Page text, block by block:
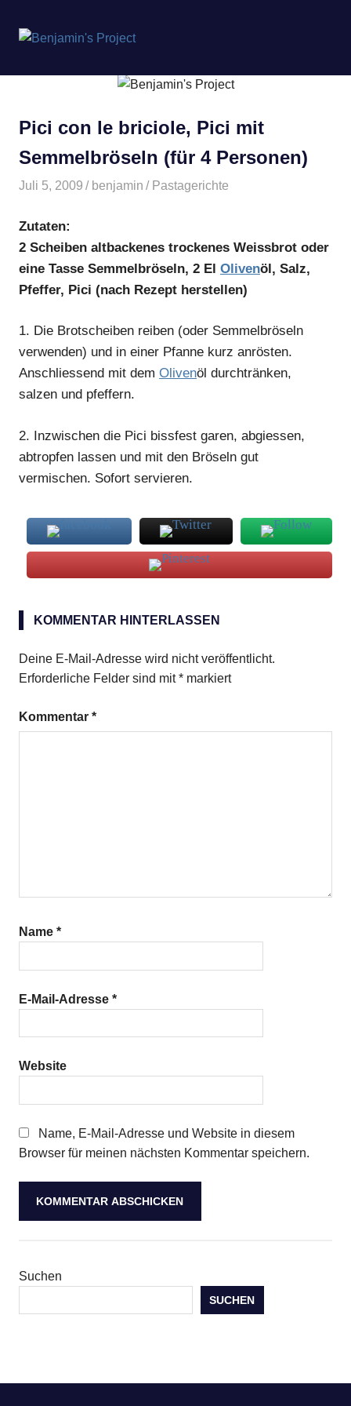
springen
Project
Pici con le briciole, Pici mit
Semmelbröseln (für 4 Personen)
Juli 5, 2009 benjamin Pastagerichte
Zutaten:
2 Scheiben altbackenes trockenes Weissbrot oder
eine Tasse Semmelbröseln, 2 El Olivenöl, Salz,
Pfeffer, Pici (nach Rezept herstellen)
1. Die Brotscheiben reiben (oder Semmelbröseln
verwenden) und in einer Pfanne kurz anrösten.
Anschliessend mit dem Olivenöl durchtränken,
salzen und pfeffern.
2. Inzwischen die Pici bissfest garen, abgiessen,
abtropfen lassen und mit den Bröseln gut
vermischen. Sofort servieren.
Semmelbröseln
KOMMENTAR HINTERLASSEN
Deine E-Mail-Adresse wird nicht veröffentlicht.
Erforderliche Felder sind mit* markiert
Kommentar *
Name *
E-Mail-Adresse *
Website
Name, E-Mail-Adresse und Website in diesem
Browser für meinen nächsten Kommentar speichern.
Suchen
SUCHEN